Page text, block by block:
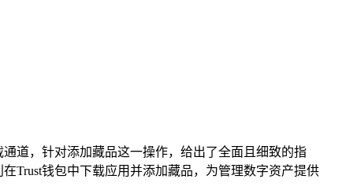
道，针对添加藏品这一操作，给出了全面且细致的指
Trust钱包中下载应用并添加藏品，为管理数字资产提供